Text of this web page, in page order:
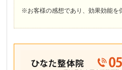
※お客様の感想であり、効果効能を